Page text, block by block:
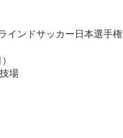
インドサッカー日本選手権
場